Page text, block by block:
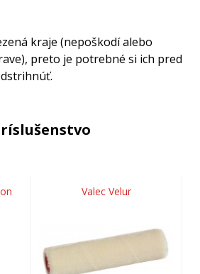
kraje (nepoškodí alebo
preto je potrebné si ich pred
Valec Velur